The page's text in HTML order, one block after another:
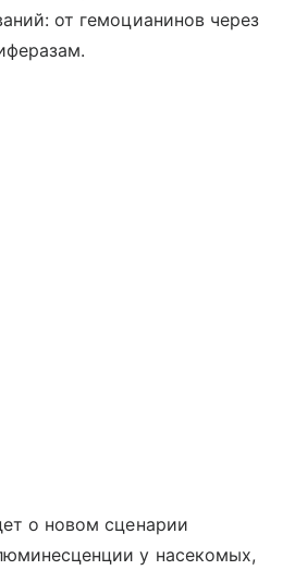
от гемоцианинов через
о новом сценарии
у насекомых,